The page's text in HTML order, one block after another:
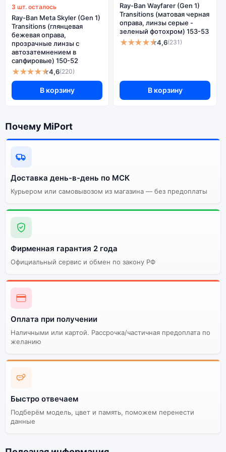
её в кратчайшие сроки. Доступна экспресс-доставка
по Москве и самовывоз.
Почему стоит купить умные очки
Ray-Ban Wayfarer (Gen 2) (матовая
черная оправа, линзы прозрачные)
153-53:
выдачей и гарантия
Доставка и самовывоз
линзы прозрачные)
153-53 и наличие на
3 шт. осталось
Ray-Ban Meta Skyler (Gen 1)
Transitions (глянцевая
бежевая оправа,
прозрачные линзы с
автозатемнением в
сапфировые) 150-52
★★★★★4,6(220)
В корзину
Ray-Ban Wayfarer (Gen 1)
Transitions (матовая черная
оправа, линзы серые -
зеленый фотохром) 153-53
★★★★★4,6(231)
В корзину
Почему MiPort
Доставка день-в-день по МСК
Курьером или самовывозом из магазина — без предоплаты
Фирменная гарантия 2 года
Официальный сервис и обмен по закону РФ
Оплата при получении
Наличными или картой. Рассрочка/частичная предоплата по
желанию
Быстро отвечаем
Подберём модель, цвет и память, поможем перенести
данные